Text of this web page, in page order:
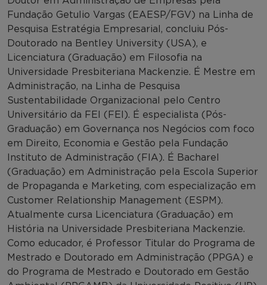
Fundação Getulio Vargas (EAESP/FGV) na Linha de
Pesquisa Estratégia Empresarial, concluiu Pós-
Doutorado na Bentley University (USA), e
Licenciatura (Graduação) em Filosofia na
Universidade Presbiteriana Mackenzie. É Mestre em
Administração, na Linha de Pesquisa
Sustentabilidade Organizacional pelo Centro
Universitário da FEI (FEI). É especialista (Pós-
Graduação) em Governança nos Negócios com foco
em Direito, Economia e Gestão pela Fundação
Instituto de Administração (FIA). É Bacharel
(Graduação) em Administração pela Escola Superior
de Propaganda e Marketing, com especialização em
Customer Relationship Management (ESPM).
Atualmente cursa Licenciatura (Graduação) em
História na Universidade Presbiteriana Mackenzie.
Como educador, é Professor Titular do Programa de
Mestrado e Doutorado em Administração (PPGA) e
do Programa de Mestrado e Doutorado em Gestão